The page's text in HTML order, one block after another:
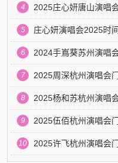
4 2025庄心妍唐山演唱
5 庄心妍演唱会2025时
6 2024手嶌葵苏州演唱
7 2025周深杭州演唱会
8 2025杨和苏杭州演唱
9 2025伍佰杭州演唱会
10 2025许飞杭州演唱会